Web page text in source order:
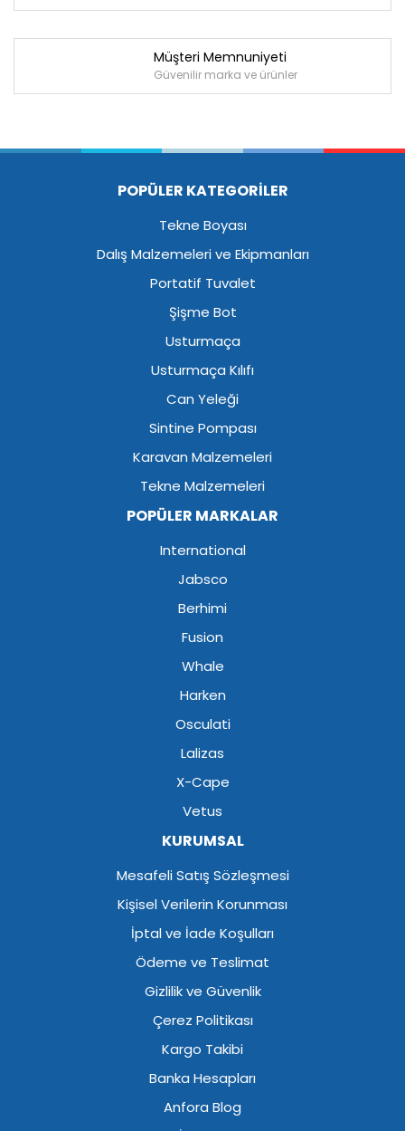
Müşteri Memnuniyeti
Güvenilir marka ve ürünler
POPÜLER KATEGORİLER
Tekne Boyası
Dalış Malzemeleri ve Ekipmanları
Portatif Tuvalet
Şişme Bot
Usturmaça
Usturmaça Kılıfı
Can Yeleği
Sintine Pompası
Karavan Malzemeleri
Tekne Malzemeleri
POPÜLER MARKALAR
International
Jabsco
Berhimi
Fusion
Whale
Harken
Osculati
Lalizas
X-Cape
Vetus
KURUMSAL
Mesafeli Satış Sözleşmesi
Kişisel Verilerin Korunması
İptal ve İade Koşulları
Ödeme ve Teslimat
Gizlilik ve Güvenlik
Çerez Politikası
Kargo Takibi
Banka Hesapları
Anfora Blog